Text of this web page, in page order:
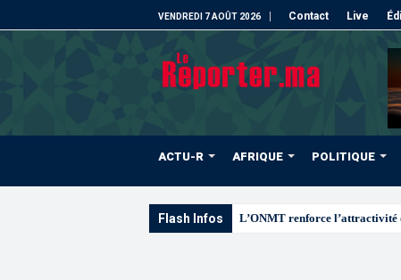
VENDREDI 7 AOÛT 2026 Contact Live
ACTU-R AFRIQUE POLITIQUE
Flash Infos L’ONMT renforce l’attractivité